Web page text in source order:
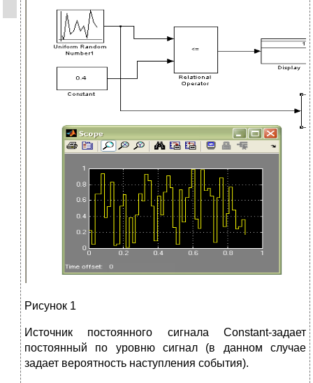
Рисунок 1
Источник постоянного сигнала Constant-задает
постоянный по уровню сигнал (в данном случае
задает вероятность наступления события).